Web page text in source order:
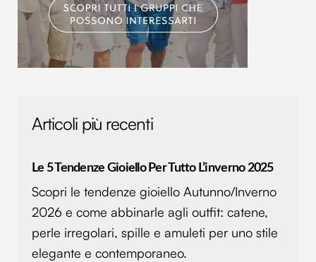
Articoli più recenti
Le 5 Tendenze Gioiello Per Tutto L’inverno 2025
Scopri le tendenze gioiello Autunno/Inverno
2026 e come abbinarle agli outfit: catene,
perle irregolari, spille e amuleti per uno stile
elegante e contemporaneo.